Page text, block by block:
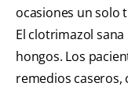
ocasiones un solo
El clotrimazol
hongos. Los
remedios caseros,